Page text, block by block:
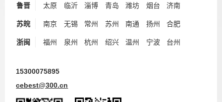
鲁晋 太原 临沂 淄博 青岛 潍坊 烟台 济南
苏皖 南京 无锡 常州 苏州 南通 扬州 合肥
浙闽 福州 泉州 杭州 绍兴 温州 宁波 台州
15300075895
cebest@300.cn